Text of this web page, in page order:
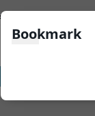
Terusir ke
Bookmark